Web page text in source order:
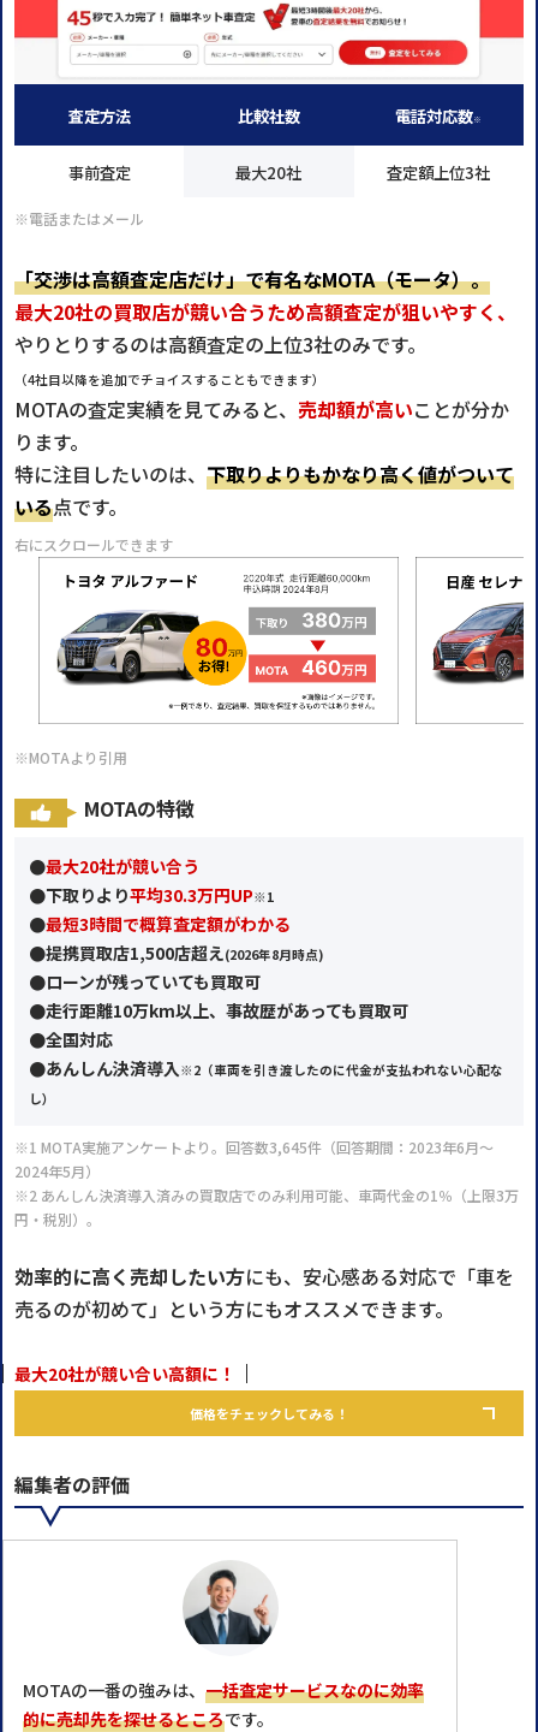
査定方法
事前査定
比較社数
最大20社
電話対応数※
査定額上位3社
※電話またはメール
「交渉は高額査定店だけ」で有名なMOTA（モータ）。
最大20社の買取店が競い合うため高額査定が狙いやすく、
やりとりするのは高額査定の上位3社のみです。
（4社目以降を追加でチョイスすることもできます）
MOTAの査定実績を見てみると、 売却額が高いことが分か
ります。
特に注目したいのは、 下取りよりもかなり高く値がついて
いる点です。
右にスクロールできます
※MOTAより引用
MOTAの特徴
●最大20社が競い合う
●下取りより平均30.3万円UP※1
●最短3時間で概算査定額がわかる
●提携買取店1,500店超え(2026年8月時点)
●ローンが残っていても買取可
●走行距離10万km以上、事故歴があっても買取可
●全国対応
●あんしん決済導入 ※2 （車両を引き渡したのに代金が支払われない心配な
し）
※1 MOTA実施アンケートより。回答数3,645件（回答期間：2023年6月～
2024年5月）
※2 あんしん決済導入済みの買取店でのみ利用可能、車両代金の1％（上限3万
円・税別）。
効率的に高く売却したい方にも、安心感ある対応で「車を
売るのが初めて」という方にもオススメできます。
最大20社が競い合い高額に！
価格をチェックしてみる！
編集者の評価
MOTAの一番の強みは、 一括査定サービスなのに効率
的に売却先を探せるところです。